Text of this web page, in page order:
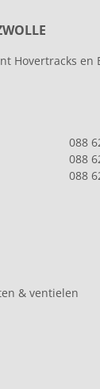
Hovertracks en
088
088
088
& ventielen